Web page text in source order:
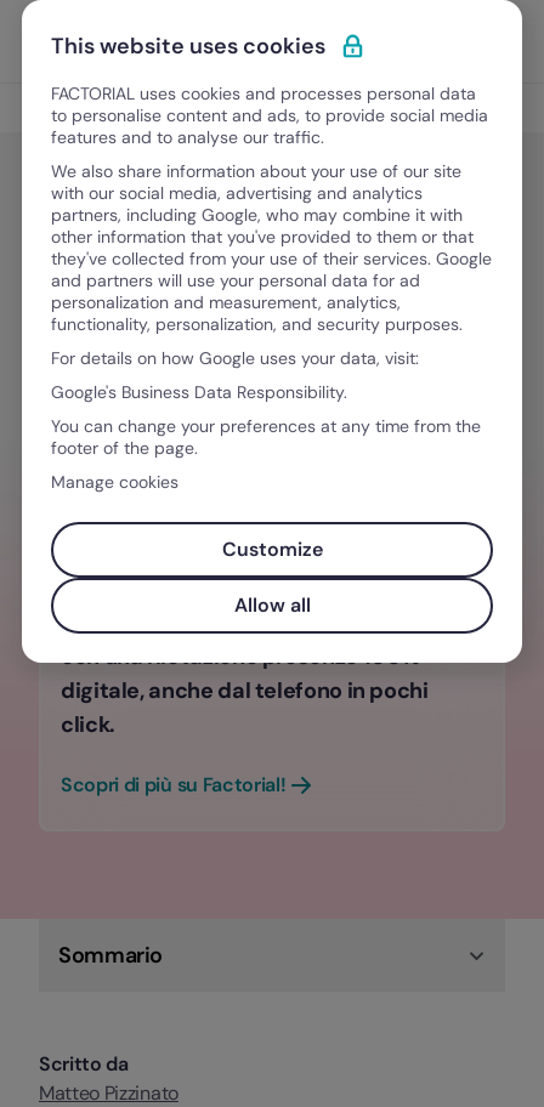
Vai al contenuto
Scopri Factorial
Rilevazione presenze
Rilevazione presenze
Registro presenze dipendenti:
come digitalizzarlo per portare
valore in azienda e non perdere
tempo
9 Aprile, 2026·7 minuti di lettura
VUOI SEMPLIFICARE IL TUO FLUSSO DI
Aumenta la produttività dei tuoi team
con una rilevazione presenze 100%
digitale, anche dal telefono in pochi
click.
Scopri di più su Factorial!
Sommario
Scritto da
Matteo Pizzinato
This website uses cookies
FACTORIAL uses cookies and processes personal data
to personalise content and ads, to provide social media
features and to analyse our traffic.
We also share information about your use of our site
with our social media, advertising and analytics
partners, including Google, who may combine it with
other information that you've provided to them or that
they've collected from your use of their services. Google
and partners will use your personal data for ad
personalization and measurement, analytics,
functionality, personalization, and security purposes.
For details on how Google uses your data, visit:
Google's Business Data Responsibility.
You can change your preferences at any time from the
footer of the page.
Manage cookies
Customize
Allow all